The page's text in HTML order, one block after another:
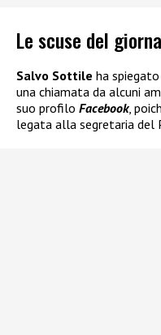
Le scuse del
Salvo Sottile ha
una chiamata da alcuni
suo profilo Facebook,
legata alla segretaria del